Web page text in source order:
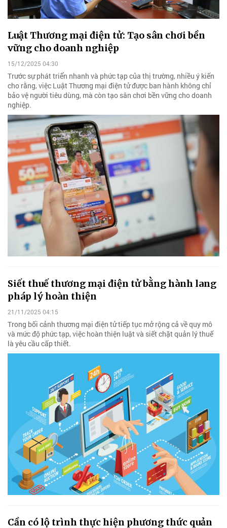
Luật Thương mại điện tử: Tạo sân chơi bền
vững cho doanh nghiệp
15/12/2025 04:30
Trước sự phát triển nhanh và phức tạp của thị trường, nhiều ý kiến
cho rằng, việc Luật Thương mại điện tử được ban hành không chỉ
bảo vệ người tiêu dùng, mà còn tạo sân chơi bền vững cho doanh
nghiệp.
Siết thuế thương mại điện tử bằng hành lang
pháp lý hoàn thiện
21/11/2025 04:15
Trong bối cảnh thương mại điện tử tiếp tục mở rộng cả về quy mô
và mức độ phức tạp, việc hoàn thiện luật và siết chặt quản lý thuế
là yêu cầu cấp thiết.
Cần có lộ trình thực hiện phương thức quản